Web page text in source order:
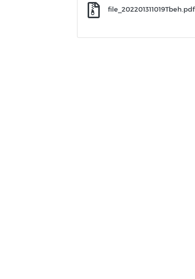
file_202201311019Tbeh.pdf